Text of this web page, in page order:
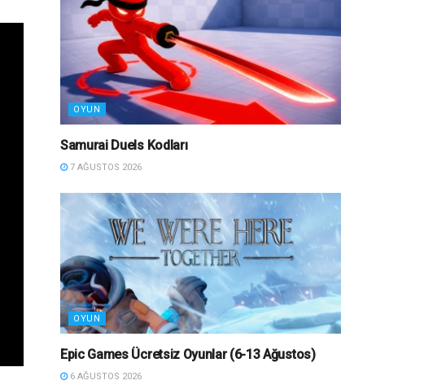
OYUN
Samurai Duels Kodları
7 AĞUSTOS 2026
OYUN
Epic Games Ücretsiz Oyunlar (6-13 Ağustos)
6 AĞUSTOS 2026